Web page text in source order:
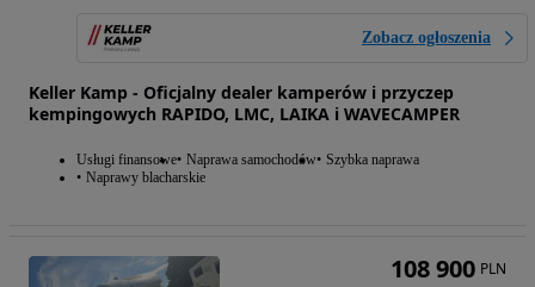
Zobacz ogłoszenia
Keller Kamp - Oficjalny dealer kamperów i przyczep
kempingowych RAPIDO, LMC, LAIKA i WAVECAMPER
Usługi finansowe Naprawa samochodów Szybka naprawa
Naprawy blacharskie
108 900 PLN